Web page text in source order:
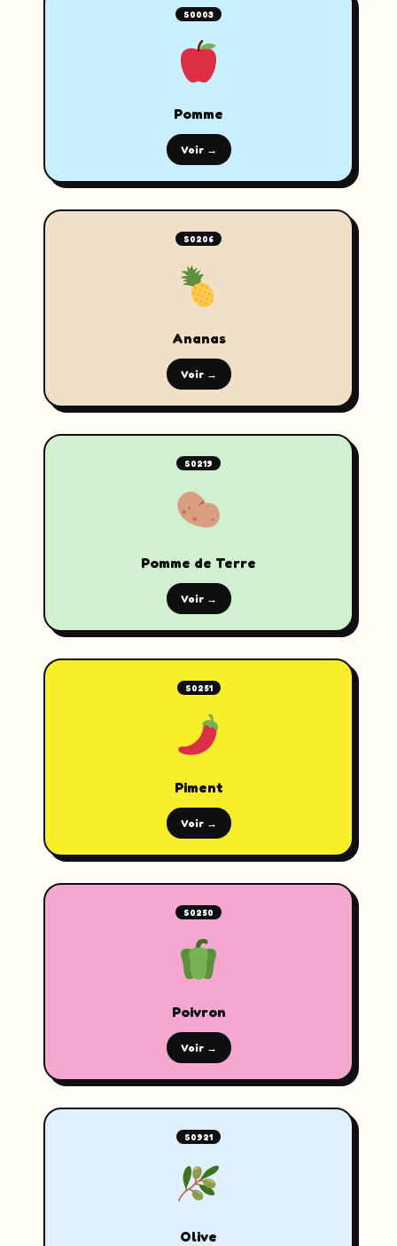
S0003
Pomme
Voir →
S0206
Ananas
Voir →
S0219
Pomme de Terre
Voir →
S0251
Piment
Voir →
S0250
Poivron
Voir →
S0921
Olive